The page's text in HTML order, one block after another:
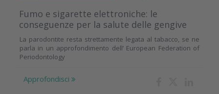
Fumo e sigarette elettroniche: le
conseguenze per la salute delle gengive
La parodontite resta strettamente legata al tabacco, se ne
parla in un approfondimento dell’ European Federation of
Periodontology
Approfondisci